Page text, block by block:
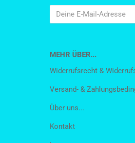
MEHR ÜBER...
Widerrufsrecht &
Versand- &
Über uns...
Kontakt